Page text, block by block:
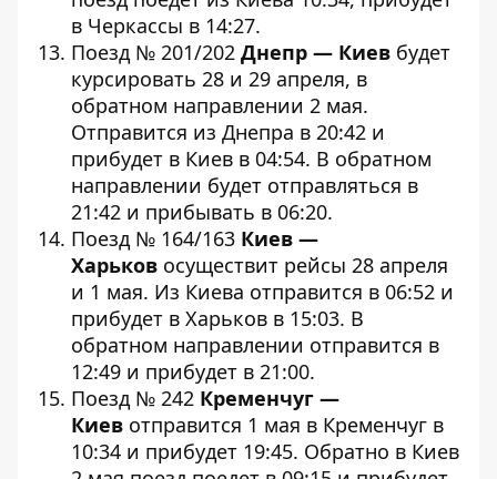
в Черкассы в 14:27.
Поезд № 201/202 Днепр — Киев будет
курсировать 28 и 29 апреля, в
обратном направлении 2 мая.
Отправится из Днепра в 20:42 и
прибудет в Киев в 04:54. В обратном
направлении будет отправляться в
21:42 и прибывать в 06:20.
Поезд № 164/163 Киев —
Харьков осуществит рейсы 28 апреля
и 1 мая. Из Киева отправится в 06:52 и
прибудет в Харьков в 15:03. В
обратном направлении отправится в
12:49 и прибудет в 21:00.
Поезд № 242 Кременчуг —
Киев отправится 1 мая в Кременчуг в
10:34 и прибудет 19:45. Обратно в Киев